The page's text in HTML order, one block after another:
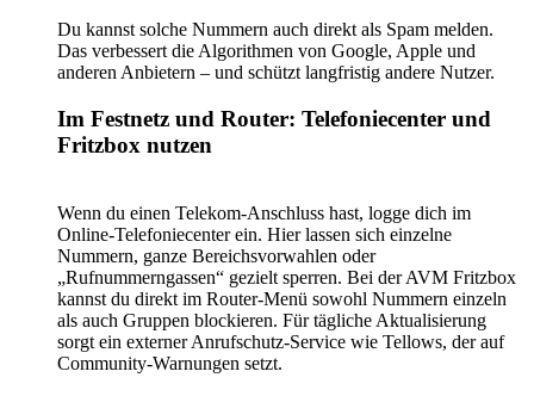
Du kannst solche Nummern auch direkt als Spam melden.
Das verbessert die Algorithmen von Google, Apple und
anderen Anbietern – und schützt langfristig andere Nutzer.
Im Festnetz und Router: Telefoniecenter und
Fritzbox nutzen
Wenn du einen Telekom-Anschluss hast, logge dich im
Online-Telefoniecenter ein. Hier lassen sich einzelne
Nummern, ganze Bereichsvorwahlen oder
„Rufnummerngassen“ gezielt sperren. Bei der AVM Fritzbox
kannst du direkt im Router-Menü sowohl Nummern einzeln
als auch Gruppen blockieren. Für tägliche Aktualisierung
sorgt ein externer Anrufschutz-Service wie Tellows, der auf
Community-Warnungen setzt.